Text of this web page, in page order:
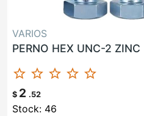
VARIOS
star_border star_border star_border star_border star_border
$ 2 .52
Stock: 46